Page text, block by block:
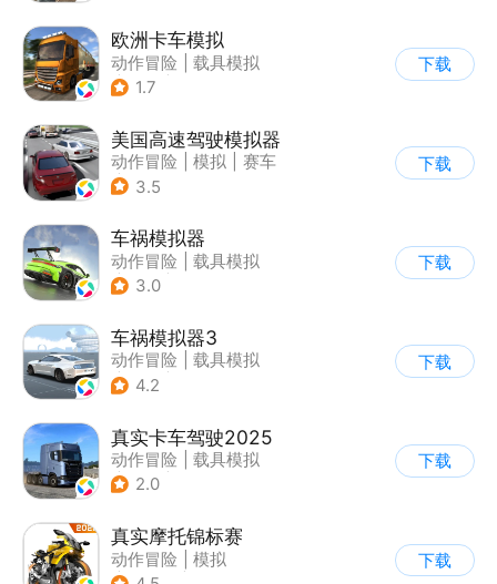
欧洲卡车模拟
动作冒险
载具模拟
| 汽车
1.7
下载
美国高速驾驶模拟器
动作冒险 模拟
赛车
| 写实
3.5
下载
车祸模拟器
动作冒险
载具模拟
| 汽车
3.0
下载
车祸模拟器3
动作冒险
载具模拟
| 汽车
4.2
下载
真实卡车驾驶2025
动作冒险
载具模拟
| 汽车
2.0
下载
真实摩托锦标赛
动作冒险
模拟
下载